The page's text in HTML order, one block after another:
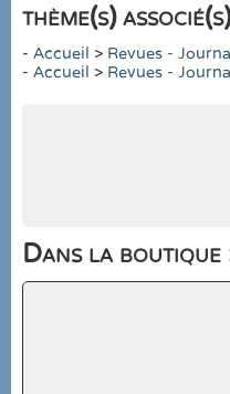
thème(s)
- Accueil > Revues -
- Accueil > Revues -
Dans la boutique